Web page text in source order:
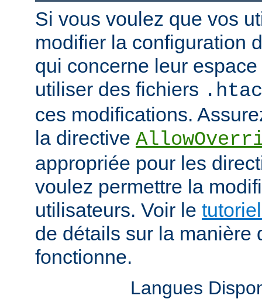
Si vous voulez que vos
modifier la configuration
qui concerne leur
utiliser des fichiers
ces modifications.
la directive
appropriée pour les
voulez permettre la
utilisateurs. Voir le
de détails sur la manière
fonctionne.
Langues